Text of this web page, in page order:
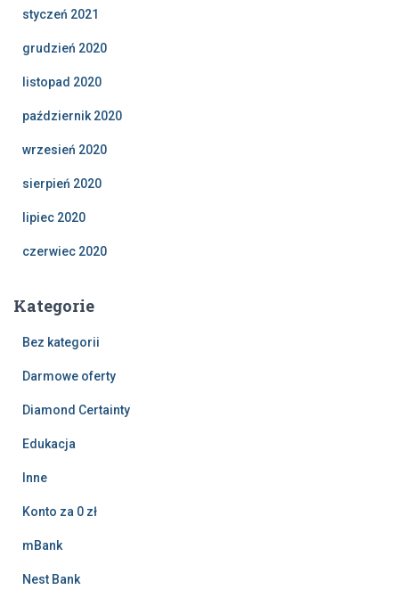
styczeń 2021
grudzień 2020
listopad 2020
październik 2020
wrzesień 2020
sierpień 2020
lipiec 2020
czerwiec 2020
Kategorie
Bez kategorii
Darmowe oferty
Diamond Certainty
Edukacja
Inne
Konto za 0 zł
mBank
Nest Bank